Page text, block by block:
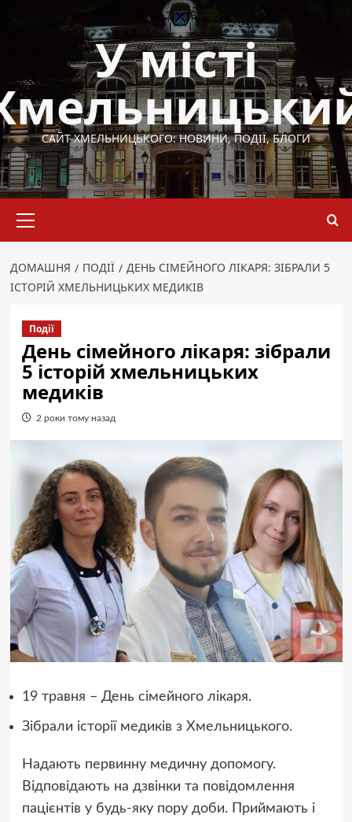
У місті
САЙТ ХМЕЛЬНИЦЬКОГО: НОВИНИ, ПОДІЇ, БЛОГИ
меню
ДОМАШНЯ ПОДІЇ
ДЕНЬ СІМЕЙНОГО ЛІКАРЯ: ЗІБРАЛИ 5
ІСТОРІЙ ХМЕЛЬНИЦЬКИХ МЕДИКІВ
Події
День сімейного лікаря: зібрали
5 історій хмельницьких
медиків
2 роки тому назад
19 травня – День сімейного лікаря.
Зібрали історії медиків з Хмельницького.
Надають первинну медичну допомогу.
Відповідають на дзвінки та повідомлення
пацієнтів у будь-яку пору доби. Приймають і